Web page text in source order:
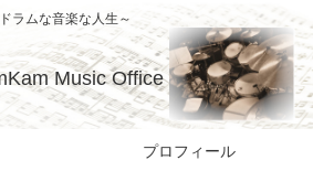
ドラムな音楽な人生～
Music Office
プロフィール